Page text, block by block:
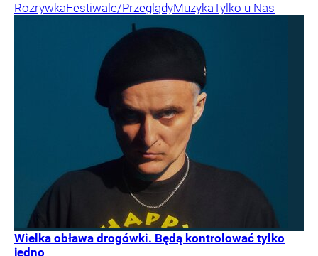
RozrywkaFestiwale/PrzeglądyMuzykaTylko u Nas
Wielka obława drogówki. Będą kontrolować tylko
jedno